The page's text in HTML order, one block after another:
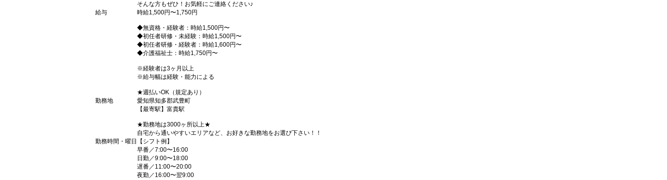
そんな方もぜひ！お気軽にご連絡ください♪
給与
時給1,500円〜1,750円
◆無資格・経験者：時給1,500円〜
◆初任者研修・未経験：時給1,500円〜
◆初任者研修・経験者：時給1,600円〜
◆介護福祉士：時給1,750円〜
※経験者は3ヶ月以上
※給与幅は経験・能力による
★週払いOK（規定あり）
勤務地
愛知県知多郡武豊町
【最寄駅】富貴駅
★勤務地は3000ヶ所以上★
自宅から通いやすいエリアなど、お好きな勤務地をお選び下さい！！
勤務時間・曜日
【シフト例】
早番／7:00〜16:00
日勤／9:00〜18:00
遅番／11:00〜20:00
夜勤／16:00〜翌9:00